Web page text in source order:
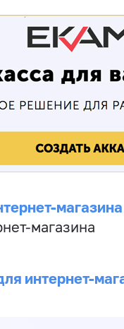
магазина
магазина
интернет-